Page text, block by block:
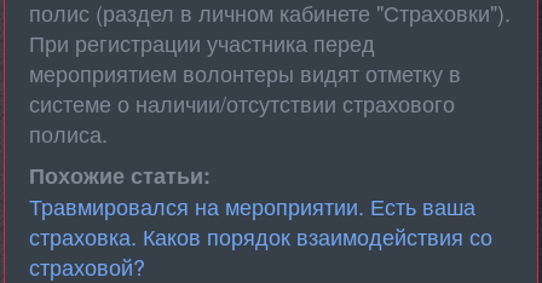
полис (раздел в личном кабинете "Страховки").
При регистрации участника перед
мероприятием волонтеры видят отметку в
системе о наличии/отсутствии страхового
полиса.
Похожие статьи:
Травмировался на мероприятии. Есть ваша
страховка. Каков порядок взаимодействия со
страховой?